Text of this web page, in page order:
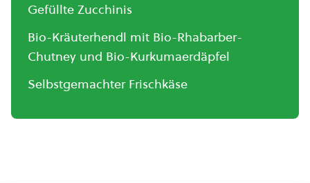
Gefüllte Zucchinis
Bio-Kräuterhendl mit Bio-Rhabarber-
Chutney und Bio-Kurkumaerdäpfel
Selbstgemachter Frischkäse